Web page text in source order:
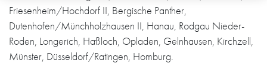
Friesenheim/Hochdorf II, Bergische Panther,
Dutenhofen/Münchholzhausen II, Hanau, Rodgau Nieder-
Roden, Longerich, Haßloch, Opladen, Gelnhausen, Kirchzell,
Münster, Düsseldorf/Ratingen, Homburg.